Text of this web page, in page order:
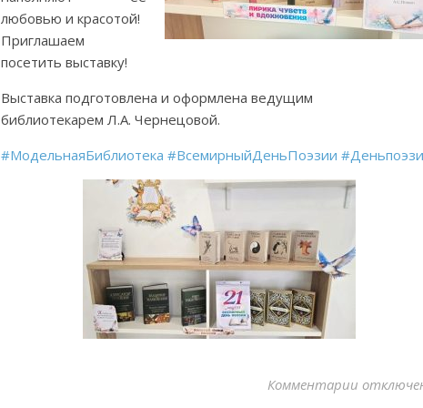
любовью и красотой!
Приглашаем
посетить выставку!
Выставка подготовлена и оформлена ведущим
библиотекарем Л.А. Чернецовой.
#МодельнаяБиблиотека #ВсемирныйДеньПоэзии
Комментарии к